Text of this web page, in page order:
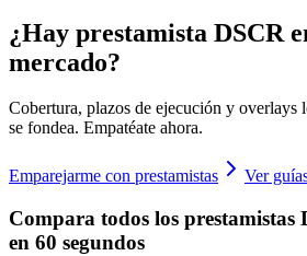
¿Hay prestamista DSCR
mercado?
Cobertura, plazos de ejecución y overlays
se fondea. Empatéate ahora.
Emparejarme con prestamistas Ver
Compara todos los prestamistas
en 60 segundos